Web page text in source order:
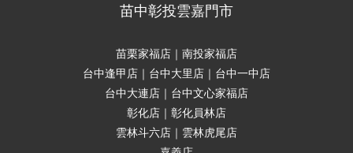
苗中彰投雲嘉門市
苗栗家福店｜南投家福店
台中逢甲店｜台中大里店｜台中一中店
台中大連店｜台中文心家福店
彰化店｜彰化員林店
雲林斗六店｜雲林虎尾店